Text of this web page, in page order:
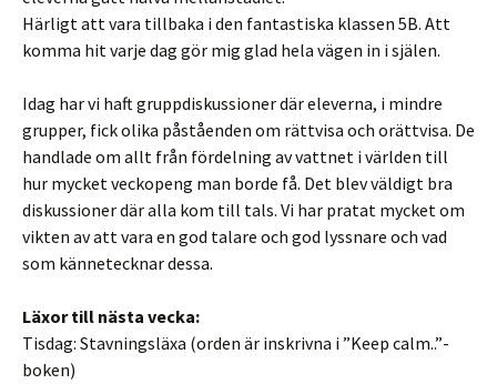
Härligt att vara tillbaka i den fantastiska klassen 5B. Att
komma hit varje dag gör mig glad hela vägen in i själen.
Idag har vi haft gruppdiskussioner där eleverna, i mindre
grupper, fick olika påståenden om rättvisa och orättvisa. De
handlade om allt från fördelning av vattnet i världen till
hur mycket veckopeng man borde få. Det blev väldigt bra
diskussioner där alla kom till tals. Vi har pratat mycket om
vikten av att vara en god talare och god lyssnare och vad
som kännetecknar dessa.
Läxor till nästa vecka:
Tisdag: Stavningsläxa (orden är inskrivna i ”Keep calm..”-
boken)